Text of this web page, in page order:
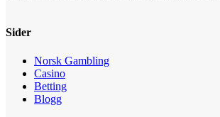
Sider
Norsk Gambling
Casino
Betting
Blogg